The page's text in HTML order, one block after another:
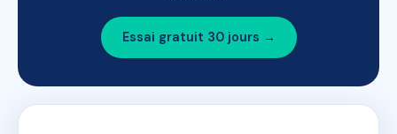
Essai gratuit 30 jours →